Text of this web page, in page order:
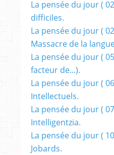
La pensée du jour (
difficiles.
La pensée du jour (
Massacre de la
La pensée du jour (
facteur de...).
La pensée du jour (
Intellectuels.
La pensée du jour (
Intelligentzia.
La pensée du jour (
Jobards.